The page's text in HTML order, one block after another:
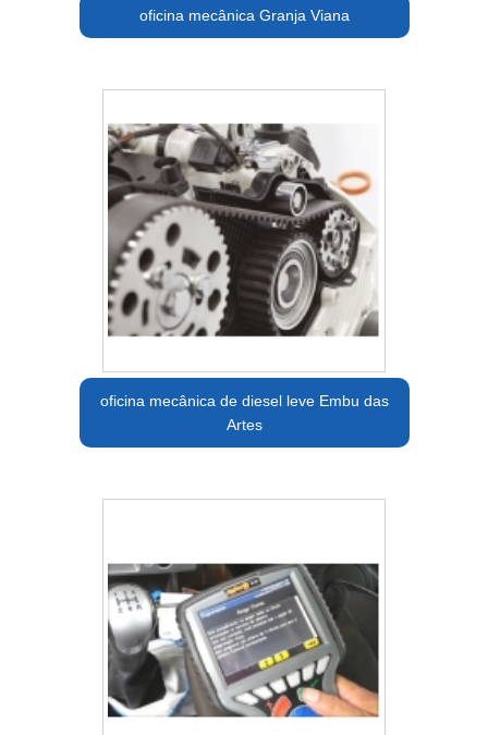
oficina mecânica Granja Viana
oficina mecânica de diesel leve Embu das
Artes